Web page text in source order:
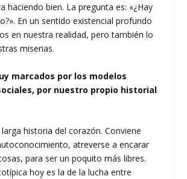
haciendo bien. La pregunta es: «¿Hay
En un sentido existencial profundo
en nuestra realidad, pero también lo
miserias.
marcados por los modelos
por nuestro propio historial
historia del corazón. Conviene
atreverse a encarar
para ser un poquito más libres.
hoy es la de la lucha entre